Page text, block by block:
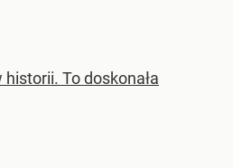
To doskonała